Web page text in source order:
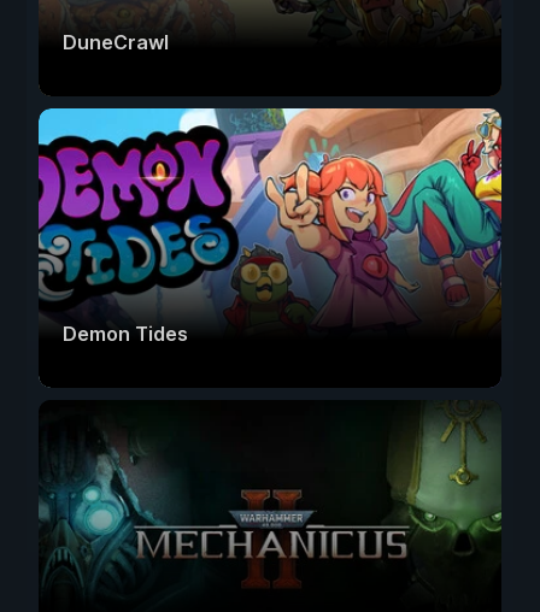
DuneCrawl
Demon Tides